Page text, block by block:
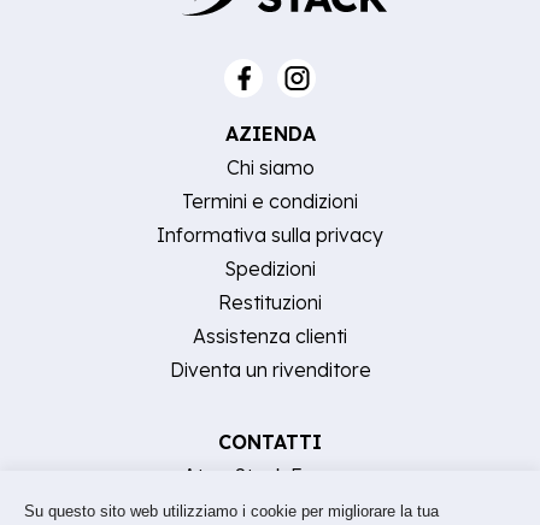
AZIENDA
Chi siamo
Termini e condizioni
Informativa sulla privacy
Spedizioni
Restituzioni
Assistenza clienti
Diventa un rivenditore
CONTATTI
AtomStack Europe
[email protected]
Su questo sito web utilizziamo i cookie per migliorare la tua